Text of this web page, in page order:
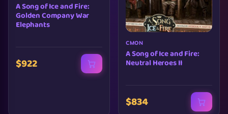
A Song of Ice and Fire:
Golden Company War
Elephants
$922
CMON
A Song of Ice and Fire:
Neutral Heroes II
$834